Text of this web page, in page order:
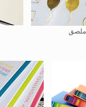
ملصق